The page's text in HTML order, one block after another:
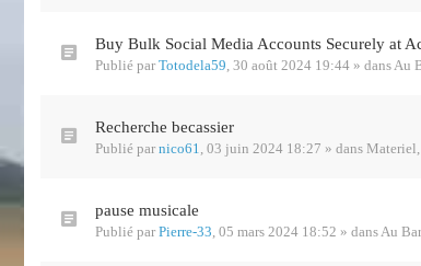
Buy Bulk Social Media Accounts Securely at
Publié par Totodela59, 30 août 2024 19:44 » dansAu
Recherche becassier
Publié par nico61, 03 juin 2024 18:27 » dans Materiel,
pause musicale
Publié par Pierre-33, 05 mars 2024 18:52 » dansAu